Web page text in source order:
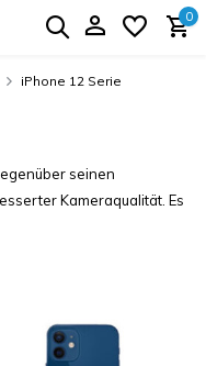
0
iPhone 12 Serie
seinen
Kameraqualität. Es